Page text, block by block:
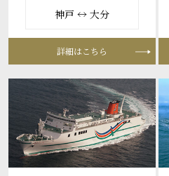
神戸 ↔ 大分
詳細はこちら